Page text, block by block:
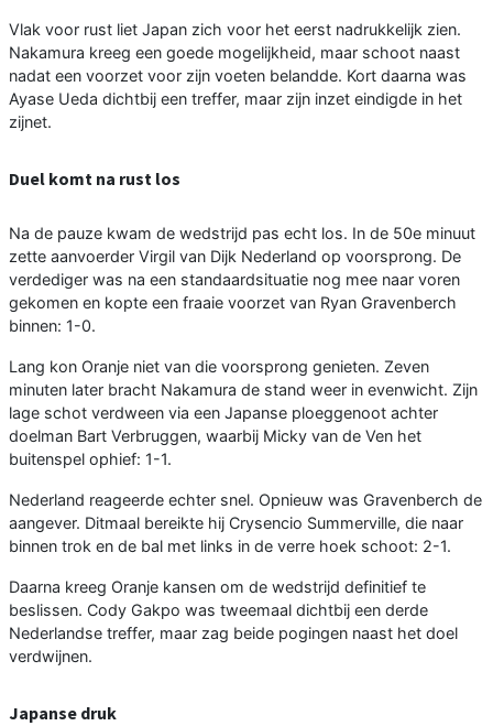
Vlak voor rust liet Japan zich voor het eerst nadrukkelijk zien.
Nakamura kreeg een goede mogelijkheid, maar schoot naast
nadat een voorzet voor zijn voeten belandde. Kort daarna was
Ayase Ueda dichtbij een treffer, maar zijn inzet eindigde in het
zijnet.
Duel komt na rust los
Na de pauze kwam de wedstrijd pas echt los. In de 50e minuut
zette aanvoerder Virgil van Dijk Nederland op voorsprong. De
verdediger was na een standaardsituatie nog mee naar voren
gekomen en kopte een fraaie voorzet van Ryan Gravenberch
binnen: 1-0.
Lang kon Oranje niet van die voorsprong genieten. Zeven
minuten later bracht Nakamura de stand weer in evenwicht. Zijn
lage schot verdween via een Japanse ploeggenoot achter
doelman Bart Verbruggen, waarbij Micky van de Ven het
buitenspel ophief: 1-1.
Nederland reageerde echter snel. Opnieuw was Gravenberch de
aangever. Ditmaal bereikte hij Crysencio Summerville, die naar
binnen trok en de bal met links in de verre hoek schoot: 2-1.
Daarna kreeg Oranje kansen om de wedstrijd definitief te
beslissen. Cody Gakpo was tweemaal dichtbij een derde
Nederlandse treffer, maar zag beide pogingen naast het doel
verdwijnen.
Japanse druk